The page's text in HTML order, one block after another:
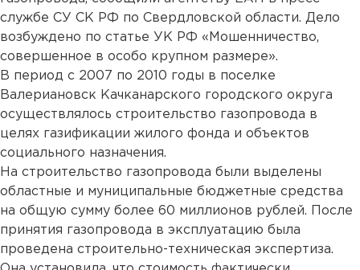
службе СУ СК РФ по Свердловской области. Дело
возбуждено по статье УК РФ «Мошенничество,
совершенное в особо крупном размере».
В период с 2007 по 2010 годы в поселке
Валериановск Качканарского городского округа
осуществлялось строительство газопровода в
целях газификации жилого фонда и объектов
социального назначения.
На строительство газопровода были выделены
областные и муниципальные бюджетные средства
на общую сумму более 60 миллионов рублей. После
принятия газопровода в эксплуатацию была
проведена строительно-техническая экспертиза.